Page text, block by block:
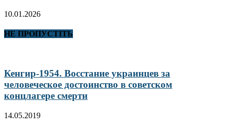
10.01.2026
НЕ ПРОПУСТІТЬ
Кенгир-1954. Восстание украинцев за
человеческое достоинство в советском
концлагере смерти
14.05.2019